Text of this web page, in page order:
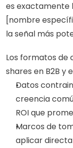
es exactamente
[nombre
la señal más
Los formatos de
shares en B2B y
Datos
creencia
ROI que
Marcos de
aplicar